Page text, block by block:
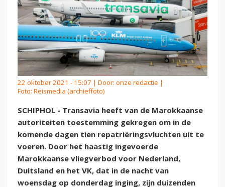
22 oktober 2021 - 15:07 | Door: onze redactie |
Foto: Reismedia (archieffoto)
SCHIPHOL - Transavia heeft van de Marokkaanse
autoriteiten toestemming gekregen om in de
komende dagen tien repatriëringsvluchten uit te
voeren. Door het haastig ingevoerde
Marokkaanse vliegverbod voor Nederland,
Duitsland en het VK, dat in de nacht van
woensdag op donderdag inging, zijn duizenden